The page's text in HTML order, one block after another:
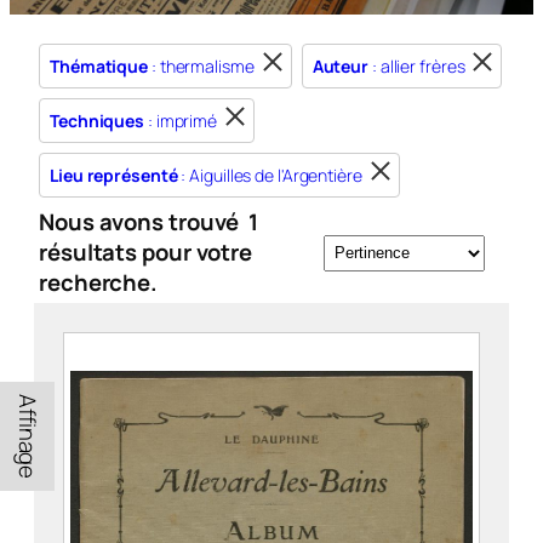
Thématique : thermalisme Auteur : allier frères
Techniques : imprimé
Lieu représenté: Aiguilles de l'Argentière
Nous avons trouvé 1
résultats pour votre
recherche.
Affinage